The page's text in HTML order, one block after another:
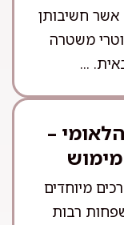
חשיבותן
משטרה
...
–
מיוחדים
רבות